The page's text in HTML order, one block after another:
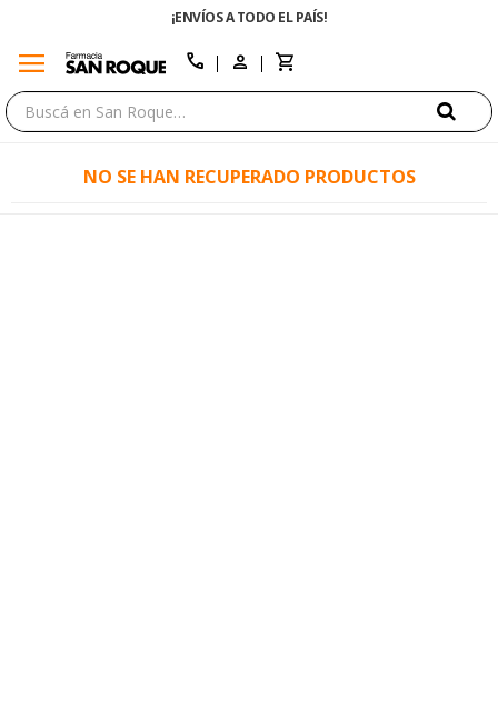
¡ENVÍOS A TODO EL PAÍS!
menu call
NO SE HAN RECUPERADO PRODUCTOS
close